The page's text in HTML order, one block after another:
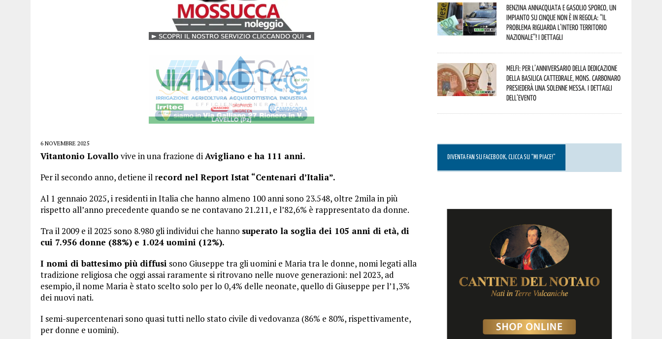
6 NOVEMBRE 2025
Vitantonio Lovallo vive in una frazione diAvigliano e ha 111 anni.
Per il secondo anno, detiene il record nel Report Istat “Centenari d’Italia”.
Al 1 gennaio 2025, i residenti in Italia che hanno almeno 100 anni sono 23.548, oltre 2mila in più
rispetto all’anno precedente quando se ne contavano 21.211, e l’82,6% è rappresentato da donne.
Tra il 2009 e il 2025 sono 8.980 gli individui che hanno superato la soglia dei 105 anni di età, di
cui 7.956 donne (88%) e 1.024 uomini (12%).
I nomi di battesimo più diffusi sono Giuseppe tra gli uomini e Maria tra le donne, nomi legati alla
tradizione religiosa che oggi assai raramente si ritrovano nelle nuove generazioni: nel 2023, ad
esempio, il nome Maria è stato scelto solo per lo 0,4% delle neonate, quello di Giuseppe per l’1,3%
dei nuovi nati.
I semi-supercentenari sono quasi tutti nello stato civile di vedovanza (86% e 80%, rispettivamente,
per donne e uomini).
Benzina annacquata e gasolio sporco, un
impianto su cinque non è in regola: “il
problema riguarda l’intero territorio
Nazionale”! I dettagli
Melfi: per l’anniversario della Dedicazione
della Basilica Cattedrale, Mons. Carbonaro
presiederà una solenne messa. I dettagli
dell’evento
DIVENTA FAN SU FACEBOOK, CLICCA SU “MI PIACE!”